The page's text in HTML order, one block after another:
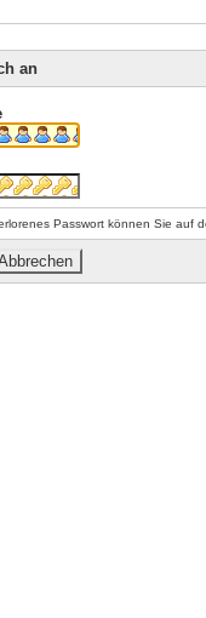
an
Passwort können Sie auf